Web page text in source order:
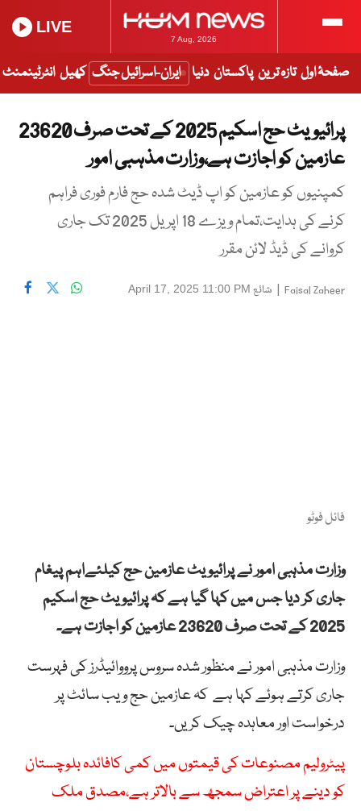
7 Aug, 2026
LIVE
صفحۂ اول تازہ ترین پاکستان دنیا ایران-اسرائیل جنگ کھیل انٹرٹینمنٹ
پرائیویٹ حج اسکیم 2025 کے تحت صرف 23620
عازمین کو اجازت ہے،وزارت مذہبی امور
کمپنیوں کو عازمین کو اپ ڈیٹ شدہ حج فارم فوری فراہم
کرنے کی ہدایت،تمام ویزے 18 اپریل 2025 تک جاری
کروانے کی ڈیڈ لائن مقرر
Faisal Zaheer
| شائع April 17, 2025 11:00 PM
فائل فوٹو
وزارت مذہبی امور نے پرائیویٹ عازمین حج کیلئےاہم پیغام
جاری کر دیا جس میں کہا گیا ہے کہ پرائیویٹ حج اسکیم
2025 کے تحت صرف 23620 عازمین کو اجازت ہے۔
وزارت مذہبی امور نے منظور شدہ سروس پرووائیڈرز کی فہرست
جاری کرتے ہوئے کہا ہے کہ عازمین حج ویب سائٹ پر
درخواست اور معاہدہ چیک کریں۔
پیٹرولیم مصنوعات کی قیمتوں میں کمی کافائدہ بلوچستان
کو دینے پر اعتراض سمجھ سے بالاتر ہے،مصدق ملک